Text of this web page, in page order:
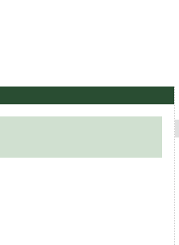
ლილე2026 . იხილეთ ფორუმზე